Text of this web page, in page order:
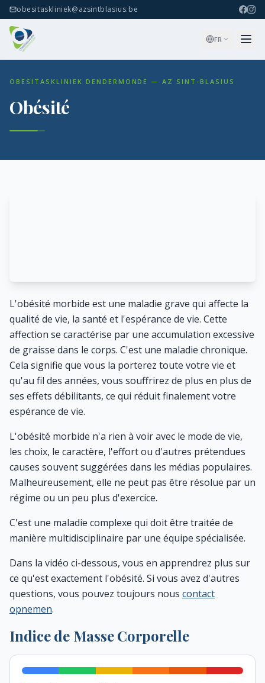
obesitaskliniek@azsintblasius.be
FR
OBESITASKLINIEK DENDERMONDE — AZ SINT-BLASIUS
Obésité
L'obésité morbide est une maladie grave qui affecte la
qualité de vie, la santé et l'espérance de vie. Cette
affection se caractérise par une accumulation excessive
de graisse dans le corps. C'est une maladie chronique.
Cela signifie que vous la porterez toute votre vie et
qu'au fil des années, vous souffrirez de plus en plus de
ses effets débilitants, ce qui réduit finalement votre
espérance de vie.
L'obésité morbide n'a rien à voir avec le mode de vie,
les choix, le caractère, l'effort ou d'autres prétendues
causes souvent suggérées dans les médias populaires.
Malheureusement, elle ne peut pas être résolue par un
régime ou un peu plus d'exercice.
C'est une maladie complexe qui doit être traitée de
manière multidisciplinaire par une équipe spécialisée.
Dans la vidéo ci-dessous, vous en apprendrez plus sur
ce qu'est exactement l'obésité. Si vous avez d'autres
questions, vous pouvez toujours nous contact
opnemen.
Indice de Masse Corporelle